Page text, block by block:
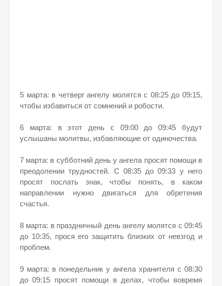
5 марта: в четверг ангелу молятся с 08:25 до 09:15,
чтобы избавиться от сомнений и робости.
6 марта: в этот день с 09:00 до 09:45 будут
услышаны молитвы, избавляющие от одиночества.
7 марта: в субботний день у ангела просят помощи в
преодолении трудностей. С 08:35 до 09:33 у него
просят послать знак, чтобы понять, в каком
направлении нужно двигаться для обретения
счастья.
8 марта: в праздничный день ангелу молятся с 09:45
до 10:35, прося его защитить близких от невзгод и
проблем.
9 марта: в понедельник у ангела хранителя с 08:30
до 09:15 просят помощи в делах, чтобы вовремя